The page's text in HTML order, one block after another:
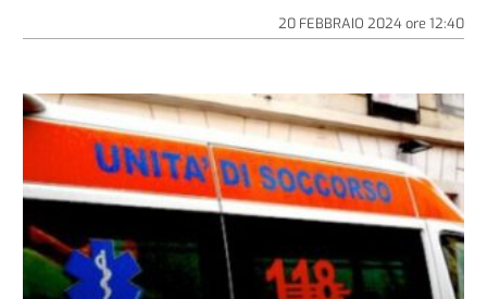
20 FEBBRAIO 2024ore 12:40